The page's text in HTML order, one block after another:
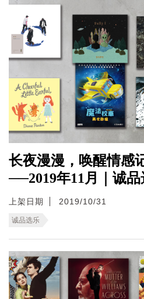
长夜漫漫，唤醒情感
──2019年11月｜诚品
上架日期 2019/10/31
诚品选乐